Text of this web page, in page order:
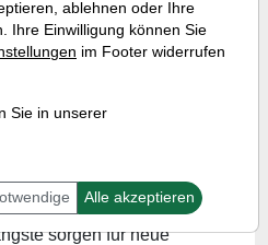
ziehen gerade
2022 von 17 bis 18
sorgen für neue
ablehnen oder Ihre
Ihre Einwilligung können Sie
im Footer widerrufen
Sie in unserer
Alle akzeptieren